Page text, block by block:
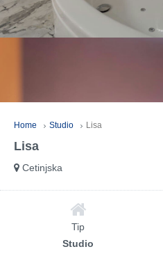
Home Studio Lisa
Lisa
Cetinjska
Tip
Studio